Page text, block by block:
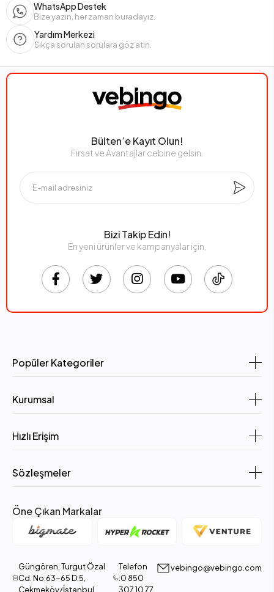
WhatsApp Destek
Bize yazın, her zaman buradayız.
Yardım Merkezi
Sıkça sorulan sorulara göz atın.
Bülten’e Kayıt Olun!
Fırsat ve Avantajlar cebine gelsin.
Bizi Takip Edin!
En yeni ürünler ve kampanyalar için,
Popüler Kategoriler
Kurumsal
Hızlı Erişim
Sözleşmeler
Öne Çıkan Markalar
Güngören, Turgut Özal
Cd. No:63-65 D:5,
Çekmeköy/İstanbul
Telefon
:0 850
307 10 77
vebingo@vebingo.com